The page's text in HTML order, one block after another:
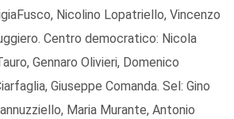
Nicolino Lopatriello, Vincenzo
Centro democratico: Nicola
Gennaro Olivieri, Domenico
Giuseppe Comanda. Sel: Gino
Maria Murante, Antonio